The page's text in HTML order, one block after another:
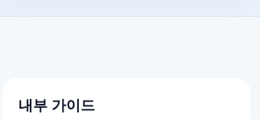
내부 가이드